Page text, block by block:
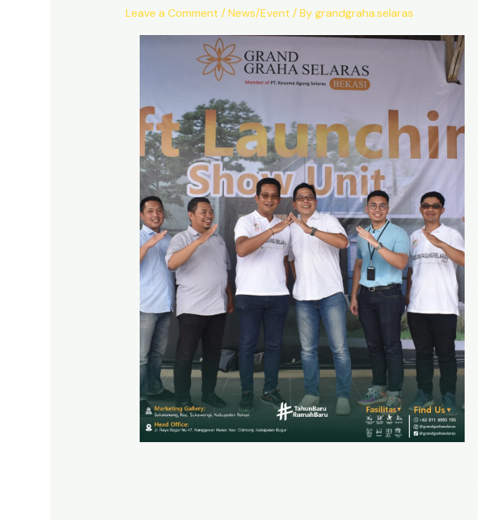
Leave a Comment /News/Event / Bygrandgraha.selaras